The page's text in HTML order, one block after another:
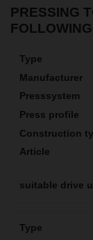
PRESSING